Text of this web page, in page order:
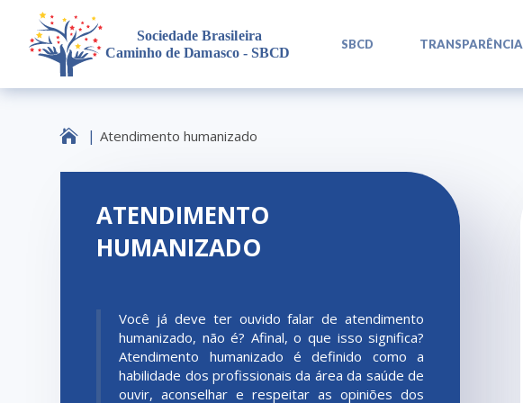
SBCD TRANSPARÊNCIA
 Atendimento humanizado
ATENDIMENTO
HUMANIZADO
Você já deve ter ouvido falar de atendimento
humanizado, não é? Afinal, o que isso significa?
Atendimento humanizado é definido como a
habilidade dos profissionais da área da saúde de
ouvir, aconselhar e respeitar as opiniões dos